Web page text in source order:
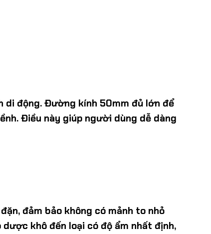
di động. Đường kính 50mm đủ lớn để
Điều này giúp người dùng dễ dàng
đảm bảo không có mảnh to nhỏ
khô đến loại có độ ẩm nhất định,